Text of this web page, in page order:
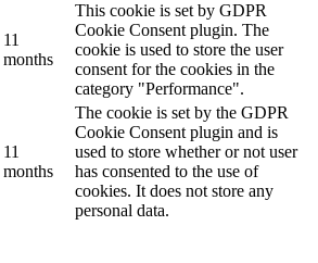
11
months
This cookie is set by GDPR
Cookie Consent plugin. The
cookie is used to store the user
consent for the cookies in the
category "Performance".
11
months
The cookie is set by the GDPR
Cookie Consent plugin and is
used to store whether or not user
has consented to the use of
cookies. It does not store any
personal data.